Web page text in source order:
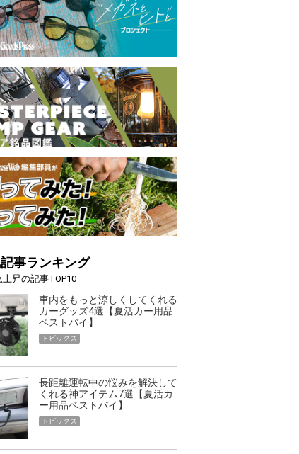
事ランキング
上昇の記事TOP10
車内をもっと涼しくしてくれる
カーグッズ4選【夏活カー用品
ベストバイ】
トピックス
長距離運転中の悩みを解決して
くれる神アイテム7選【夏活カ
ー用品ベストバイ】
トピックス